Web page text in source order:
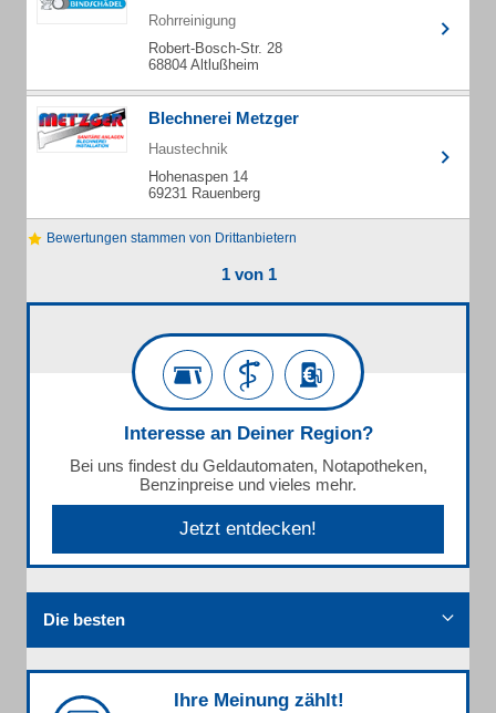
Rohrreinigung
Robert-Bosch-Str. 28
68804 Altlußheim
Blechnerei Metzger
Haustechnik
Hohenaspen 14
69231 Rauenberg
Bewertungen stammen von Drittanbietern
1 von 1
Interesse an Deiner Region?
Bei uns findest du Geldautomaten, Notapotheken,
Benzinpreise und vieles mehr.
Jetzt entdecken!
Die besten
Ihre Meinung zählt!